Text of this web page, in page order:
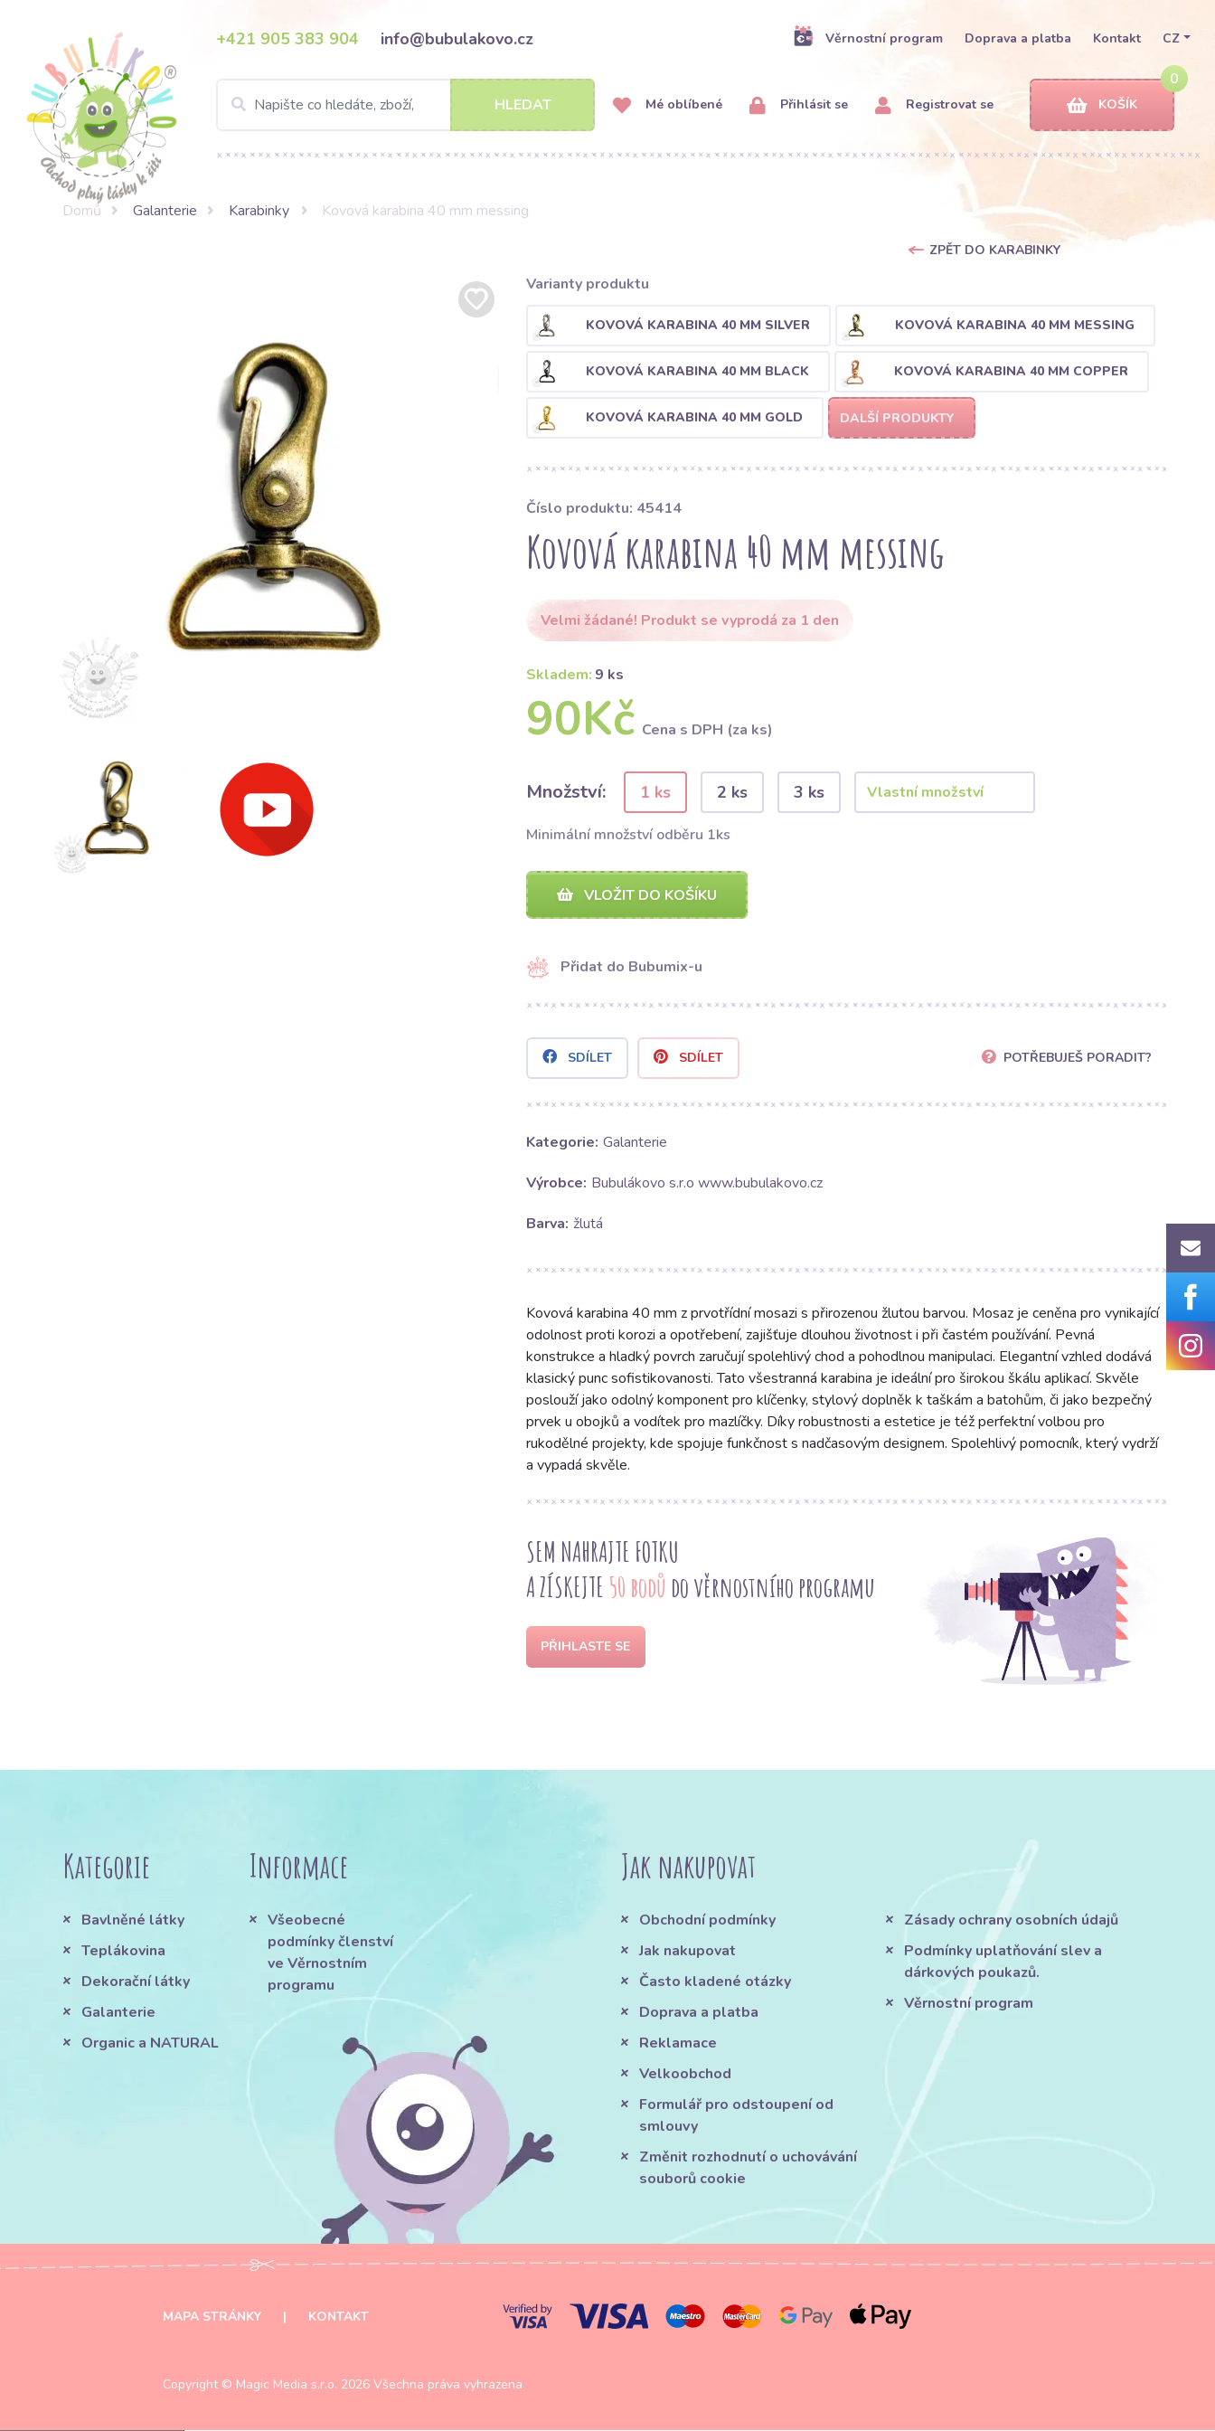
+421 905 383 904 info@bubulakovo.cz Věrnostní program Doprava a platba Kontakt CZ
HLEDAT Mé oblíbené Přihlásit se Registrovat se
0
KOŠÍK
Domů Galanterie Karabinky Kovová karabina 40 mm messing
ZPĚT DO KARABINKY
Varianty produktu
KOVOVÁ KARABINA 40 MM SILVER KOVOVÁ KARABINA 40 MM MESSING
KOVOVÁ KARABINA 40 MM BLACK KOVOVÁ KARABINA 40 MM COPPER
KOVOVÁ KARABINA 40 MM GOLD DALŠÍ PRODUKTY
Číslo produktu: 45414
Kovová karabina 40 mm messing
Velmi žádané! Produkt se vyprodá za 1 den
Skladem: 9 ks
90Kč Cena s DPH (za ks)
Množství: 1 ks 2 ks 3 ks
Minimální množství odběru 1ks
VLOŽIT DO KOŠÍKU
Přidat do Bubumix-u
SDÍLET SDÍLET POTŘEBUJEŠ PORADIT?
Kategorie: Galanterie
Výrobce: Bubulákovo s.r.o www.bubulakovo.cz
Barva: žlutá
Kovová karabina 40 mm z prvotřídní mosazi s přirozenou žlutou barvou. Mosaz je ceněna pro vynikající
odolnost proti korozi a opotřebení, zajišťuje dlouhou životnost i při častém používání. Pevná
konstrukce a hladký povrch zaručují spolehlivý chod a pohodlnou manipulaci. Elegantní vzhled dodává
klasický punc sofistikovanosti. Tato všestranná karabina je ideální pro širokou škálu aplikací. Skvěle
poslouží jako odolný komponent pro klíčenky, stylový doplněk k taškám a batohům, či jako bezpečný
prvek u obojků a vodítek pro mazlíčky. Díky robustnosti a estetice je též perfektní volbou pro
rukodělné projekty, kde spojuje funkčnost s nadčasovým designem. Spolehlivý pomocník, který vydrží
a vypadá skvěle.
SEM NAHRAJTE FOTKU
A ZÍSKEJTE 50 bodů do věrnostního programu
PŘIHLASTE SE
Kategorie
Bavlněné látky
Teplákovina
Dekorační látky
Galanterie
Organic a NATURAL
Informace
Všeobecné
podmínky členství
ve Věrnostním
programu
Jak nakupovat
Obchodní podmínky
Jak nakupovat
Často kladené otázky
Doprava a platba
Reklamace
Velkoobchod
Formulář pro odstoupení od
smlouvy
Změnit rozhodnutí o uchovávání
souborů cookie
Zásady ochrany osobních údajů
Podmínky uplatňování slev a
dárkových poukazů.
Věrnostní program
MAPA STRÁNKY | KONTAKT
Copyright © Magic Media s.r.o. 2026 Všechna práva vyhrazena